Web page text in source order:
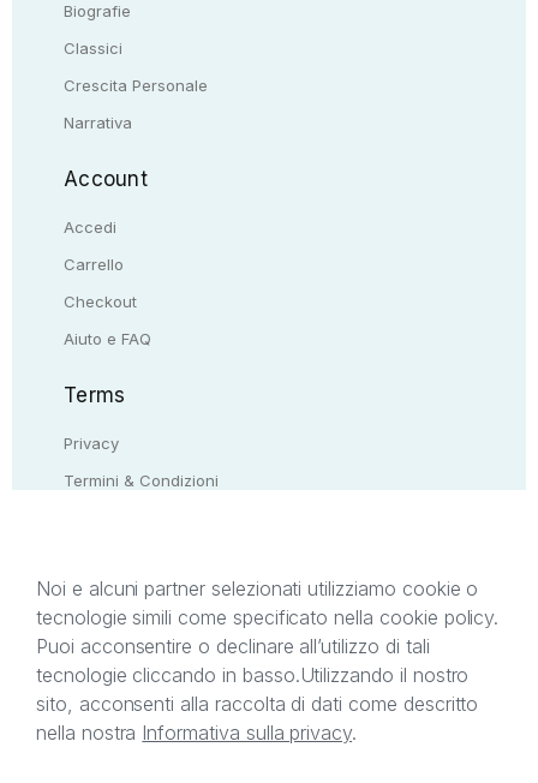
Biografie
Classici
Crescita Personale
Narrativa
Account
Accedi
Carrello
Checkout
Aiuto e FAQ
Terms
Privacy
Termini & Condizioni
Il presente sito web è di proprietà di StreetLib S.r.l.
C.F. e P.IVA 05338720963. StreetLib S.r.l. è
titolare di tutti i diritti di proprietà intellettuale
afferenti ai marchi, loghi e segni distintivi presenti
sul sito web. Si invita l’utente a prendere visione
Noi e alcuni partner selezionati utilizziamo cookie o
tecnologie simili come specificato nella cookie policy.
Puoi acconsentire o declinare all’utilizzo di tali
tecnologie cliccando in basso.Utilizzando il nostro
sito, acconsenti alla raccolta di dati come descritto
nella nostra Informativa sulla privacy.